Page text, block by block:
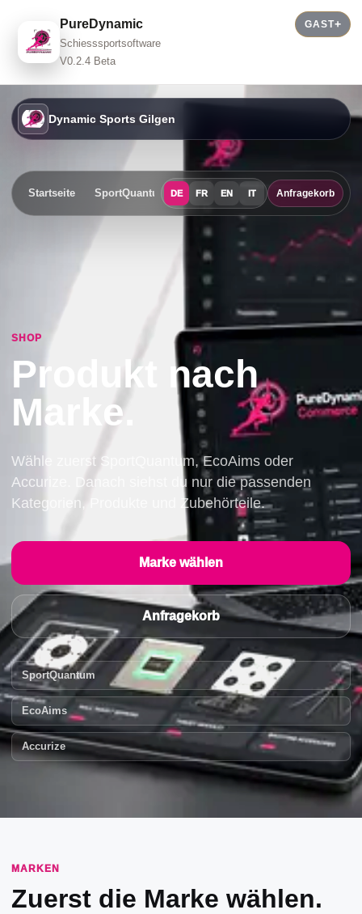
PureDynamic
Schiesssportsoftware
V0.2.4 Beta
GAST
Dynamic Sports Gilgen
Startseite SportQuantum Events Shop Kontakt
DE FR EN IT Anfragekorb
SHOP
Produkt nach
Marke.
Wähle zuerst SportQuantum, EcoAims oder
Accurize. Danach siehst du nur die passenden
Kategorien, Produkte und Zubehörteile.
Marke wählen
Anfragekorb
SportQuantum
EcoAims
Accurize
MARKEN
Zuerst die Marke wählen.